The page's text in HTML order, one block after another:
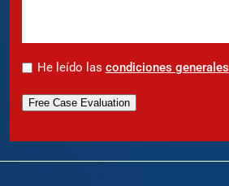
* He leído las condiciones generales
Free Case Evaluation